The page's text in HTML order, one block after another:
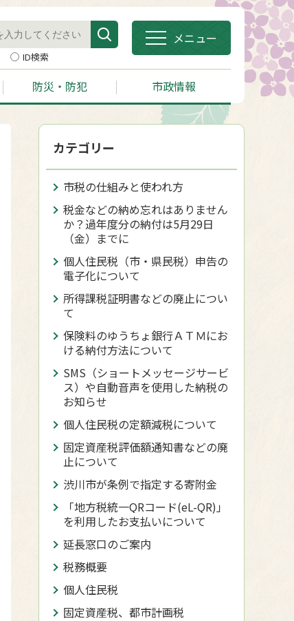
ID検索
メニュー
防災・防犯 市政情報
カテゴリー
市税の仕組みと使われ方
税金などの納め忘れはありません
か？過年度分の納付は5月29日
（金）までに
個人住民税（市・県民税）申告の
電子化について
所得課税証明書などの廃止につい
て
保険料のゆうちょ銀行ＡＴＭにお
ける納付方法について
SMS（ショートメッセージサービ
ス）や自動音声を使用した納税の
お知らせ
個人住民税の定額減税について
固定資産税評価額通知書などの廃
止について
渋川市が条例で指定する寄附金
「地方税統一QRコード(eL-QR)」
を利用したお支払いについて
延長窓口のご案内
税務概要
個人住民税
固定資産税、都市計画税